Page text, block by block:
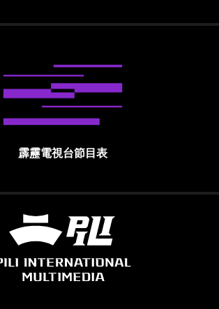
霹靂電視台節目表
霹靂國際多媒體股份有限公司 PILI